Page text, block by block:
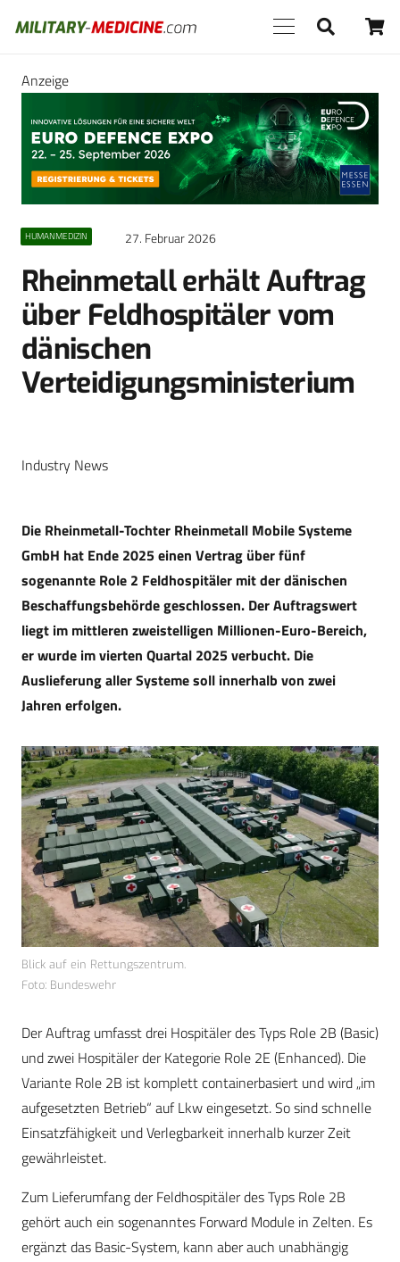
Anzeige
HUMANMEDIZIN 27. Februar 2026
Rheinmetall erhält Auftrag
über Feldhospitäler vom
dänischen
Verteidigungsministerium
Industry News
Die Rheinmetall-Tochter Rheinmetall Mobile Systeme
GmbH hat Ende 2025 einen Vertrag über fünf
sogenannte Role 2 Feldhospitäler mit der dänischen
Beschaffungsbehörde geschlossen. Der Auftragswert
liegt im mittleren zweistelligen Millionen-Euro-Bereich,
er wurde im vierten Quartal 2025 verbucht. Die
Auslieferung aller Systeme soll innerhalb von zwei
Jahren erfolgen.
Blick auf ein Rettungszentrum.
Foto: Bundeswehr
Der Auftrag umfasst drei Hospitäler des Typs Role 2B (Basic)
und zwei Hospitäler der Kategorie Role 2E (Enhanced). Die
Variante Role 2B ist komplett containerbasiert und wird „im
aufgesetzten Betrieb“ auf Lkw eingesetzt. So sind schnelle
Einsatzfähigkeit und Verlegbarkeit innerhalb kurzer Zeit
gewährleistet.
Zum Lieferumfang der Feldhospitäler des Typs Role 2B
gehört auch ein sogenanntes Forward Module in Zelten. Es
ergänzt das Basic-System, kann aber auch unabhängig